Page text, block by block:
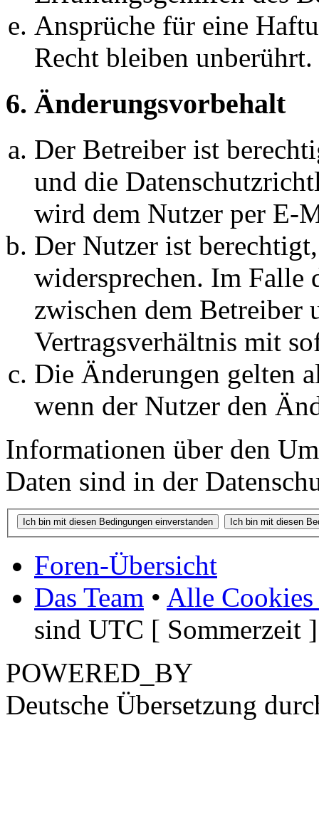
Ansprüche für eine
Recht bleiben unberührt.
6. Änderungsvorbehalt
Der Betreiber ist
und die
wird dem Nutzer per E-
Der Nutzer ist
widersprechen. Im Falle
zwischen dem Betreiber
Vertragsverhältnis mit
Die Änderungen gelten
wenn der Nutzer den
Informationen über den
Daten sind in der
Foren-Übersicht
Das Team • Alle Cookies
sind UTC [ Sommerzeit ]
POWERED_BY
Deutsche Übersetzung